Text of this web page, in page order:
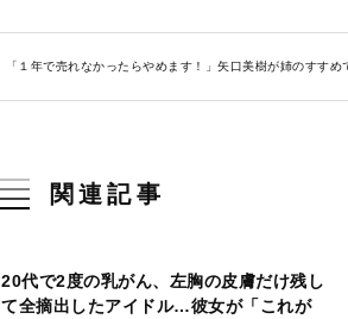
「１年で売れなかったらやめます！」矢口美樹が姉のすす
関連記事
20代で2度の乳がん、左胸の皮膚だけ残し
て全摘出したアイドル…彼女が「これが